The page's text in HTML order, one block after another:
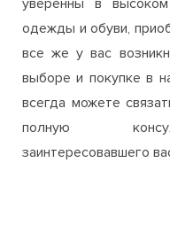
одежды и обуви,
все же у вас
выборе и покупке в
всегда можете
полную
заинтересовавшего